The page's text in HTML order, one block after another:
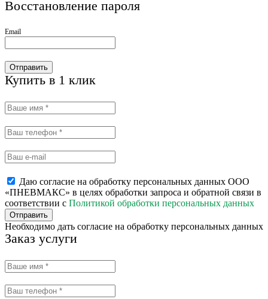
Восстановление пароля
Email
Отправить
Купить в 1 клик
Даю согласие на обработку персональных данных ООО
«ПНЕВМАКС» в целях обработки запроса и обратной связи в
соответствии с Политикой обработки персональных данных
Отправить
Необходимо дать согласие на обработку персональных данных
Заказ услуги